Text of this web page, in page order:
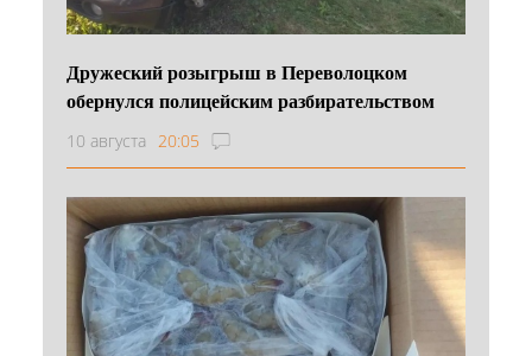
Дружеский розыгрыш в Переволоцком
обернулся полицейским разбирательством
10 августа 20:05